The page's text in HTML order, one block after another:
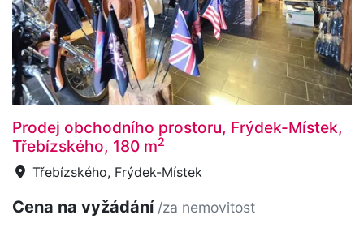
Prodej obchodního prostoru, Frýdek-Místek,
Třebízského, 180 m2
Třebízského, Frýdek-Místek
Cena na vyžádání /za nemovitost